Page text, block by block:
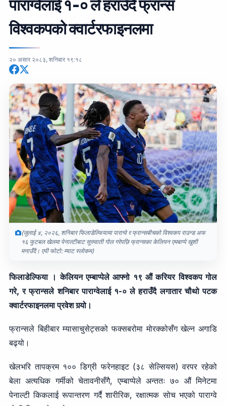
पाराग्वेलाई १-० ले हराउँदै फ्रान्स
विश्वकपको क्वार्टरफाइनलमा
२० असार २०८३, शनिबार १९:१८
(जुलाई ४, २०२६, शनिबार फिलाडेल्फियामा पाराग्वे र फ्रान्सबीचको विश्वकप राउन्ड अफ
१६ फुटबल खेलमा पेनाल्टीबाट सुरुवाती गोल गरेपछि फ्रान्सका केलियन एमबाप्पे खुशी
मनाउँदै। एपी फोटो: म्याट स्लोकम)
फिलाडेल्फिया । केलियन एम्बाप्पेले आफ्नो १९ औं करियर विश्वकप गोल
गरे, र फ्रान्सले शनिबार पाराग्वेलाई १-० ले हराउँदै लगातार चौथो पटक
क्वार्टरफाइनलमा प्रवेश गर्‍यो।
फ्रान्सले बिहीबार म्यासाचुसेट्सको फक्सबरोमा मोरक्कोसँग खेल्न अगाडि
बढ्यो।
खेलभरि तापक्रम १०० डिग्री फरेनहाइट (३८ सेल्सियस) वरपर रहेको
बेला अत्यधिक गर्मीको चेतावनीसँगै, एम्बाप्पेले अन्ततः ७० औं मिनेटमा
पेनाल्टी किकलाई रूपान्तरण गर्दै शारीरिक, रक्षात्मक सोच भएको पाराग्वे